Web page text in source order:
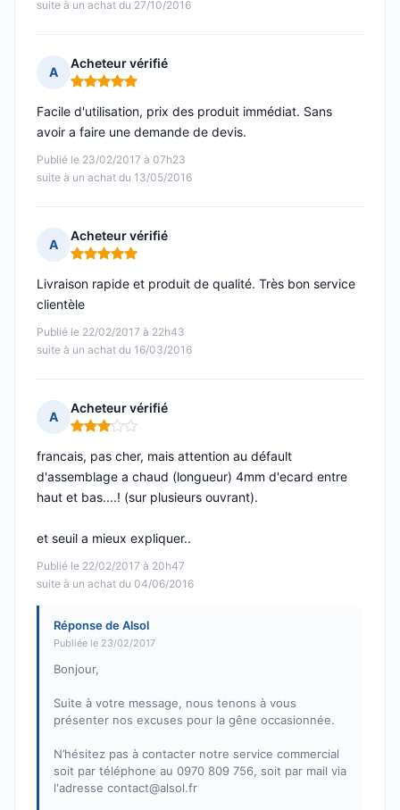
suite à un achat du 27/10/2016
A
Acheteur vérifié
Note : 5 sur 5
Publié le 23/02/2017 à 07h23
suite à un achat du 13/05/2016
Facile d'utilisation, prix des produit immédiat. Sans
avoir a faire une demande de devis.
A
Acheteur vérifié
Note : 5 sur 5
Publié le 22/02/2017 à 22h43
suite à un achat du 16/03/2016
Livraison rapide et produit de qualité. Très bon service
clientèle
A
Acheteur vérifié
Note : 3 sur 5
Publié le 22/02/2017 à 20h47
suite à un achat du 04/06/2016
francais, pas cher, mais attention au défault
d'assemblage a chaud (longueur) 4mm d'ecard entre
haut et bas....! (sur plusieurs ouvrant).
et seuil a mieux expliquer..
Réponse de Alsol
Publiée le 23/02/2017
Bonjour,
Suite à votre message, nous tenons à vous
présenter nos excuses pour la gêne occasionnée.
N’hésitez pas à contacter notre service commercial
soit par téléphone au 0970 809 756, soit par mail via
l'adresse contact@alsol.fr